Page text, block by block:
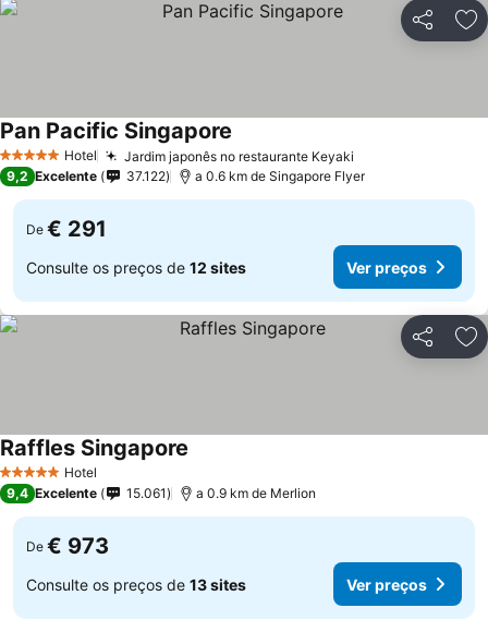
Partilhar
5 Estrelas Hotel Jardim japonês no restaurante Keyaki
Pan Pacific Singapore
9,2 Excelente 37.122 a 0.6 km de Singapore Flyer
De € 291
Consulte os preços de 12 sites Ver preços
Partilhar
5 Estrelas Hotel
Raffles Singapore
9,4 Excelente 15.061 a 0.9 km de Merlion
De € 973
Consulte os preços de 13 sites Ver preços